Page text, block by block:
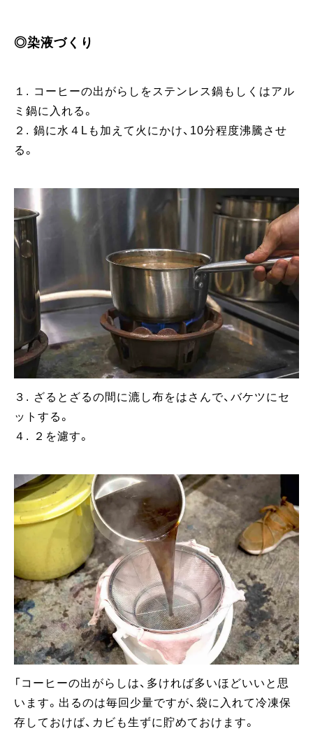
◎染液づくり
１. コーヒーの出がらしをステンレス鍋もしくはアル
ミ鍋に入れる。
２. 鍋に水４Lも加えて火にかけ、10分程度沸騰させ
る。
３. ざるとざるの間に漉し布をはさんで、バケツにセ
ットする。
４. ２を濾す。
「コーヒーの出がらしは、多ければ多いほどいいと思
います。出るのは毎回少量ですが、袋に入れて冷凍保
存しておけば、カビも生ずに貯めておけます。